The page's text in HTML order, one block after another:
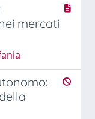
mercati